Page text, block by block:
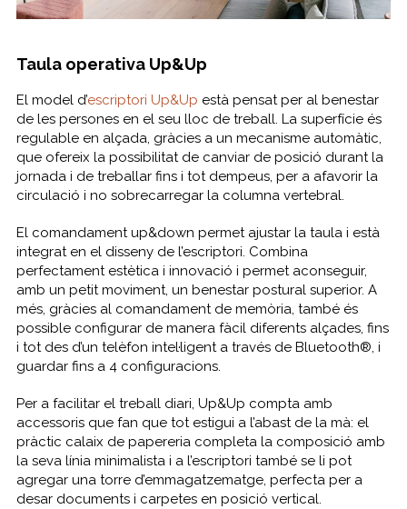
Taula operativa Up&Up
El model d’escriptori Up&Up està pensat per al benestar
de les persones en el seu lloc de treball. La superfície és
regulable en alçada, gràcies a un mecanisme automàtic,
que ofereix la possibilitat de canviar de posició durant la
jornada i de treballar fins i tot dempeus, per a afavorir la
circulació i no sobrecarregar la columna vertebral.
El comandament up&down permet ajustar la taula i està
integrat en el disseny de l’escriptori. Combina
perfectament estètica i innovació i permet aconseguir,
amb un petit moviment, un benestar postural superior. A
més, gràcies al comandament de memòria, també és
possible configurar de manera fàcil diferents alçades, fins
i tot des d’un telèfon intel·ligent a través de Bluetooth®, i
guardar fins a 4 configuracions.
Per a facilitar el treball diari, Up&Up compta amb
accessoris que fan que tot estigui a l’abast de la mà: el
pràctic calaix de papereria completa la composició amb
la seva línia minimalista i a l’escriptori també se li pot
agregar una torre d’emmagatzematge, perfecta per a
desar documents i carpetes en posició vertical.